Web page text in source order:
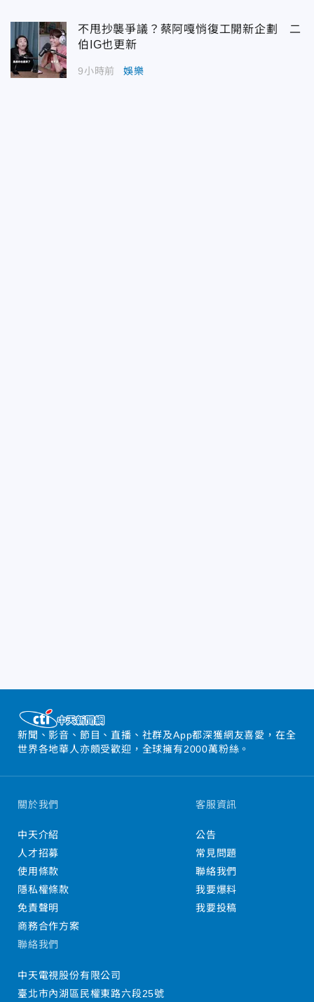
不甩抄襲爭議？蔡阿嘎悄復工開新企劃 二
伯IG也更新
9小時前 娛樂
新聞、影音、節目、直播、社群及App都深獲網友喜愛，在全
世界各地華人亦頗受歡迎，全球擁有2000萬粉絲。
關於我們
中天介紹
人才招募
使用條款
隱私權條款
免責聲明
商務合作方案
客服資訊
公告
常見問題
聯絡我們
我要爆料
我要投稿
聯絡我們
中天電視股份有限公司
臺北市內湖區民權東路六段25號